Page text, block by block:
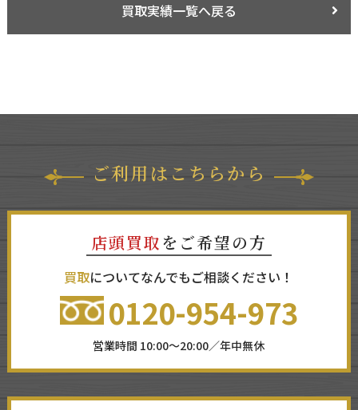
買取実績一覧へ戻る
ご利用はこちらから
店頭買取 をご希望の方
買取についてなんでもご相談ください！
0120-954-973
営業時間 10:00～20:00／年中無休